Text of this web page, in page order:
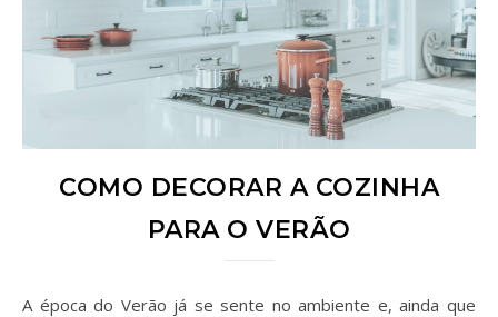
COMO DECORAR A COZINHA
PARA O VERÃO
A época do Verão já se sente no ambiente e, ainda que